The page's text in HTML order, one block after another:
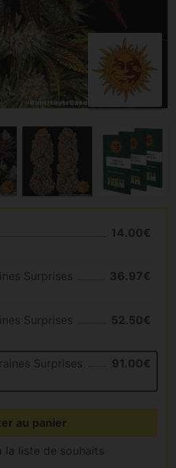
14.00€
Surprises 36.97€
Surprises 52.50€
Surprises 91.00€
au panier
la liste de souhaits